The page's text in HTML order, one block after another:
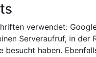
verwendet:
Serveraufruf, in
haben.